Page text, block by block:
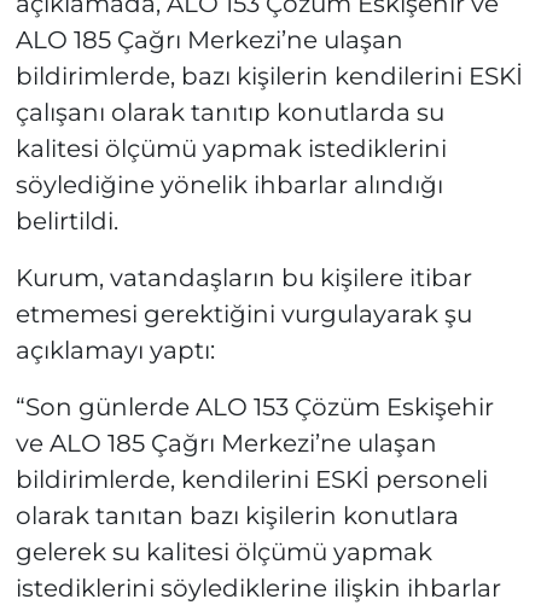
ALO 185 Çağrı Merkezi’ne ulaşan
bildirimlerde, bazı kişilerin kendilerini ESKİ
çalışanı olarak tanıtıp konutlarda su
kalitesi ölçümü yapmak istediklerini
söylediğine yönelik ihbarlar alındığı
belirtildi.
Kurum, vatandaşların bu kişilere itibar
etmemesi gerektiğini vurgulayarak şu
açıklamayı yaptı:
“Son günlerde ALO 153 Çözüm Eskişehir
ve ALO 185 Çağrı Merkezi’ne ulaşan
bildirimlerde, kendilerini ESKİ personeli
olarak tanıtan bazı kişilerin konutlara
gelerek su kalitesi ölçümü yapmak
istediklerini söylediklerine ilişkin ihbarlar